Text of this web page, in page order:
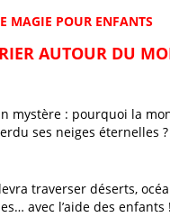
MAGIE POUR ENFANTS
AUTOUR DU
mystère : pourquoi la
ses neiges éternelles
traverser déserts,
avec l’aide des enfants